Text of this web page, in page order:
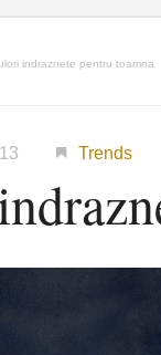
indraznete pentru toamna
Trends